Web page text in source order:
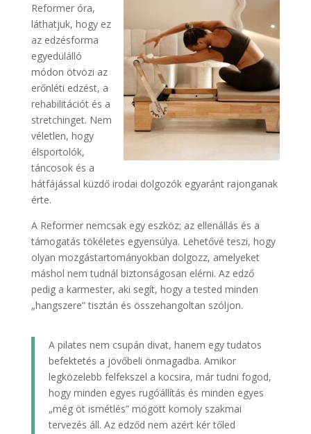
Reformer óra,
láthatjuk, hogy ez
az edzésforma
egyedülálló
módon ötvözi az
erőnléti edzést, a
rehabilitációt és a
stretchinget. Nem
véletlen, hogy
élsportolók,
táncosok és a
hátfájással küzdő irodai dolgozók egyaránt rajonganak
érte.
A Reformer nemcsak egy eszköz; az ellenállás és a
támogatás tökéletes egyensúlya. Lehetővé teszi, hogy
olyan mozgástartományokban dolgozz, amelyeket
máshol nem tudnál biztonságosan elérni. Az edző
pedig a karmester, aki segít, hogy a tested minden
„hangszere” tisztán és összehangoltan szóljon.
A pilates nem csupán divat, hanem egy tudatos
befektetés a jövőbeli önmagadba. Amikor
legközelebb felfekszel a kocsira, már tudni fogod,
hogy minden egyes rugóállítás és minden egyes
„még öt ismétlés” mögött komoly szakmai
tervezés áll. Az edződ nem azért kér tőled